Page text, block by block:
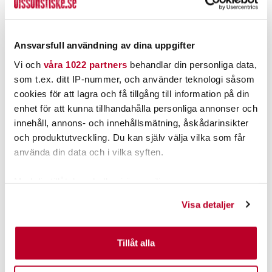
Ansvarsfull användning av dina uppgifter
Vi och våra 1022 partners behandlar din personliga data,
som t.ex. ditt IP-nummer, och använder teknologi såsom
cookies för att lagra och få tillgång till information på din
enhet för att kunna tillhandahålla personliga annonser och
innehåll, annons- och innehållsmätning, åskådarinsikter
och produktutveckling. Du kan själv välja vilka som får
använda din data och i vilka syften.
Identifiera din enhet genom att aktivt skanna den för
specifika kännetecken (fingeravtryck)
Ta reda på mer om hur dina personliga uppgifter
Visa detaljer
Tillåt alla
22kg
44,00 kr
135,00 kr
LÄS MER
ANDRA TITTADE OCKSÅ PÅ
GARMIN GARMIN